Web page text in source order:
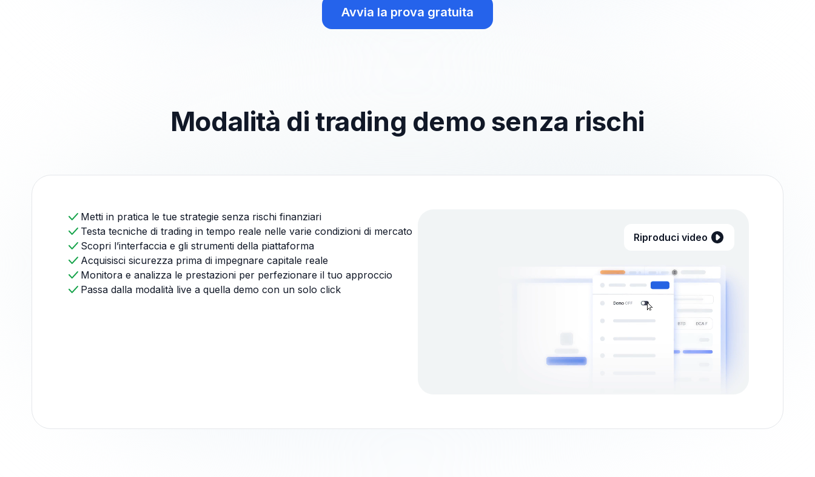
Avvia la prova gratuita
Modalità di trading demo senza rischi
Metti in pratica le tue strategie senza rischi finanziari
Testa tecniche di trading in tempo reale nelle varie condizioni di mercato
Scopri l’interfaccia e gli strumenti della piattaforma
Acquisisci sicurezza prima di impegnare capitale reale
Monitora e analizza le prestazioni per perfezionare il tuo approccio
Passa dalla modalità live a quella demo con un solo click
Riproduci video